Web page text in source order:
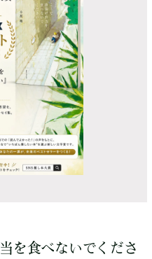
を食べないでくださ